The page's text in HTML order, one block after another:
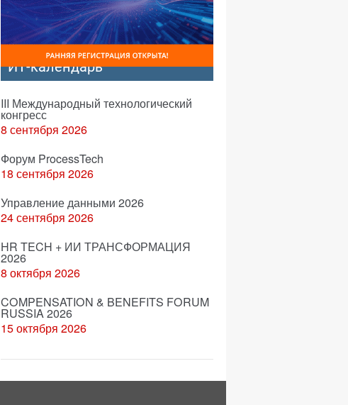
ИТ-календарь
III Международный технологический
конгресс
8 сентября 2026
Форум ProcessTech
18 сентября 2026
Управление данными 2026
24 сентября 2026
HR TECH + ИИ ТРАНСФОРМАЦИЯ
2026
8 октября 2026
COMPENSATION & BENEFITS FORUM
RUSSIA 2026
15 октября 2026